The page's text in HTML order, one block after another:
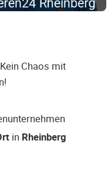
Chaos mit
in Rheinberg